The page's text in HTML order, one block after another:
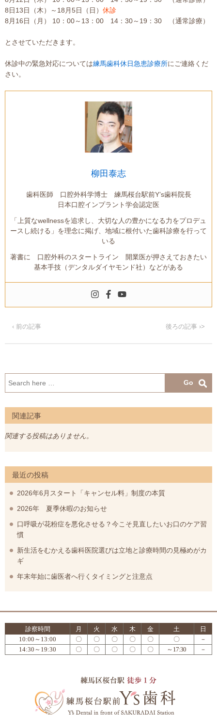
8日13日（木）～18月5日（日） 休診
8月16日（月） 10：00～13：00 14：30～19：30 （通常診療）
とさせていただきます。
休診中の緊急対応については練馬歯科休日急患診療所にご連絡くだ
さい。
柳田泰志
歯科医師 口腔外科学博士 練馬桜台駅前Y’s歯科院長
日本口腔インプラント学会認定医
「上質なwellnessを追求し、大切な人の豊かになる力をプロデュ
ースし続ける」を理念に掲げ、地域に根付いた歯科診療を行って
いる
著書に 口腔外科のスタートライン 開業医が押さえておきたい
基本手技（デンタルダイヤモンド社）などがある
‹ 前の記事 後ろの記事 ›>
関連記事
関連する投稿はありません。
最近の投稿
2026年6月スタート「キャンセル料」制度の本質
2026年 夏季休暇のお知らせ
口呼吸が花粉症を悪化させる？今こそ見直したいお口のケア習
慣
新生活をむかえる歯科医院選びは立地と診療時間の見極めがカ
ギ
年末年始に歯医者へ行くタイミングと注意点
診察時間 月 火 水 木 金 土
日
10:00～13:00
〇 〇 〇 〇 〇 〇
－
14:30～19:30
〇 〇 〇 〇 〇 ～17:30 －